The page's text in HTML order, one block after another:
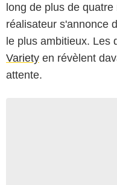
long de plus de
réalisateur s'annonce
le plus ambitieux. Les
Variety en révèlent
attente.